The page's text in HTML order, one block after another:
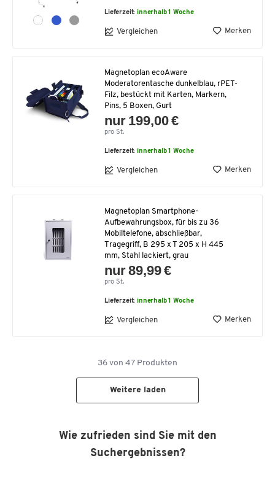
Lieferzeit:innerhalb 1 Woche
Vergleichen Merken
Magnetoplan ecoAware
Moderatorentasche dunkelblau, rPET-
Filz, bestückt mit Karten, Markern,
Pins, 5 Boxen, Gurt
nur 199,00 €
pro St.
Lieferzeit:innerhalb 1 Woche
Vergleichen Merken
Magnetoplan Smartphone-
Aufbewahrungsbox, für bis zu 36
Mobiltelefone, abschließbar,
Tragegriff, B 295 x T 205 x H 445
mm, Stahl lackiert, grau
nur 89,99 €
pro St.
Lieferzeit:innerhalb 1 Woche
Vergleichen Merken
36 von 47 Produkten
Weitere laden
Wie zufrieden sind Sie mit den
Suchergebnissen?